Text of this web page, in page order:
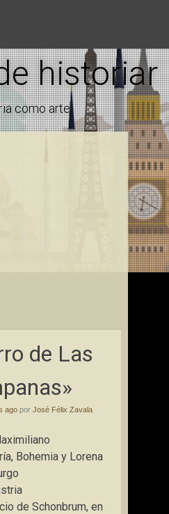
historiar
como arte
de Las
agopor José Félix Zavala
Bohemia y Lorena
de Schonbrum, en